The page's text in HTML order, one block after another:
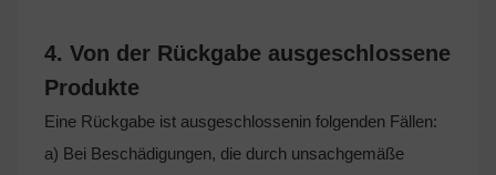
4. Von der Rückgabe ausgeschlossene
Produkte
Eine Rückgabe ist ausgeschlossenin folgenden Fällen:
a) Bei Beschädigungen, die durch unsachgemäße